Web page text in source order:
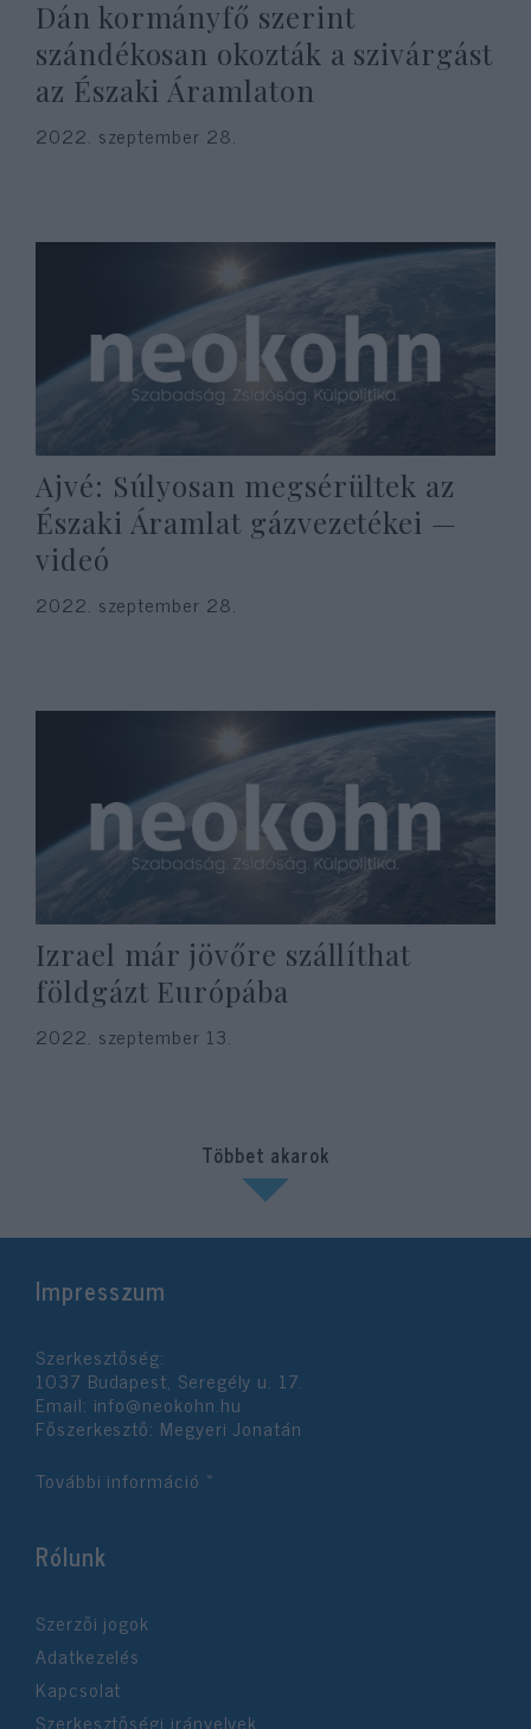
Dán kormányfő szerint
szándékosan okozták a szivárgást
az Északi Áramlaton
2022. szeptember 28.
Ajvé: Súlyosan megsérültek az
Északi Áramlat gázvezetékei —
videó
2022. szeptember 28.
Izrael már jövőre szállíthat
földgázt Európába
2022. szeptember 13.
Többet akarok
Impresszum
Szerkesztőség:
1037 Budapest, Seregély u. 17.
Email: info@neokohn.hu
Főszerkesztő: Megyeri Jonatán
További információ »
Rólunk
Szerzői jogok
Adatkezelés
Kapcsolat
Szerkesztőségi irányelvek